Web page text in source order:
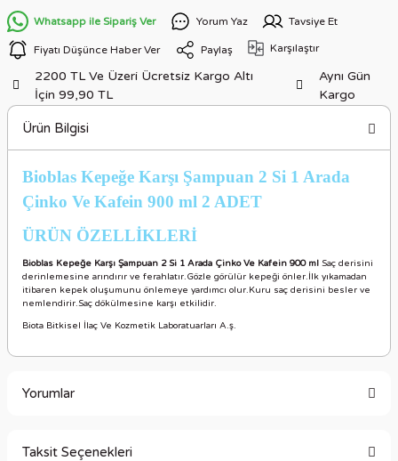
Whatsapp ile Sipariş Ver Yorum Yaz Tavsiye Et
Fiyatı Düşünce Haber Ver Paylaş Karşılaştır
2200 TL Ve Üzeri Ücretsiz Kargo Altı
İçin 99,90 TL
Aynı Gün
Kargo
Ürün Bilgisi
Bioblas Kepeğe Karşı Şampuan 2 Si 1 Arada
Çinko Ve Kafein 900 ml 2 ADET
ÜRÜN ÖZELLİKLERİ
Bioblas Kepeğe Karşı Şampuan 2 Si 1 Arada Çinko Ve Kafein 900 ml Saç derisini
derinlemesine arındırır ve ferahlatır.Gözle görülür kepeği önler.İlk yıkamadan
itibaren kepek oluşumunu önlemeye yardımcı olur.Kuru saç derisini besler ve
nemlendirir.Saç dökülmesine karşı etkilidir.
Biota Bitkisel İlaç Ve Kozmetik Laboratuarları A.ş.
Yorumlar
Taksit Seçenekleri